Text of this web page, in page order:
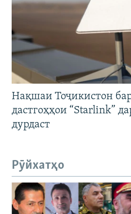
Нақшаи Тоҷикистон
дастгоҳҳои “Starlink”
дурдаст
Рӯйхатҳо